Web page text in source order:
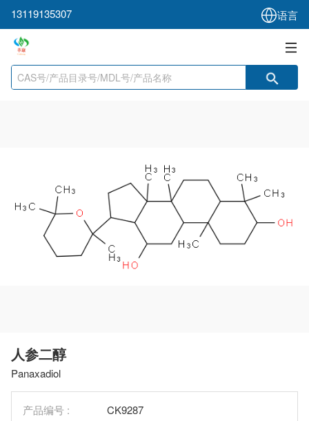
13119135307 语言
人参二醇
Panaxadiol
产品编号 :
CK9287